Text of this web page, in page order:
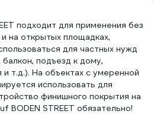
подходит для применения без
на открытых площадках,
для частных нужд
подъезд к дому,
т.д.). На объектах с умеренной
использовать для
финишного покрытия на
BODEN STREET обязательно!